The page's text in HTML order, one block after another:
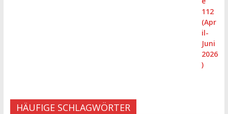
HÄUFIGE SCHLAGWÖRTER